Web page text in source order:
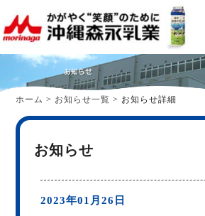
ホーム > お知らせ一覧 > お知らせ詳細
お知らせ
2023年01月26日